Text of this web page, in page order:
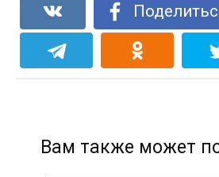
Вам также может